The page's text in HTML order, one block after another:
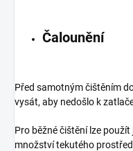
Čalounění
Před samotným čištěním
vysát, aby nedošlo k
Pro běžné čištění lze
množství tekutého